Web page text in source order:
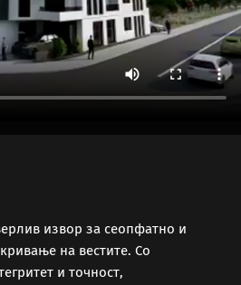
извор за сеопфатно и
на вестите. Со
и точност,